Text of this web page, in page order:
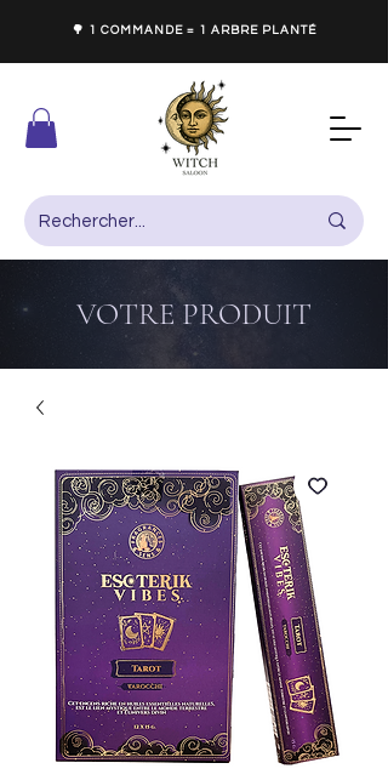
🌳 1 COMMANDE = 1 ARBRE PLANTÉ
VOTRE PRODUIT